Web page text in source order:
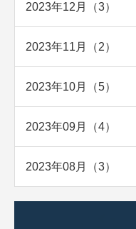
2023年12月（3）
2023年11月（2）
2023年10月（5）
2023年09月（4）
2023年08月（3）